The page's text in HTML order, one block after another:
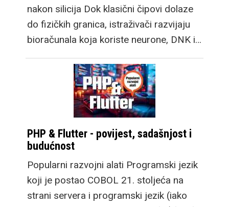
nakon silicija Dok klasični čipovi dolaze
do fizičkih granica, istraživači razvijaju
bioračunala koja koriste neurone, DNK i…
PHP & Flutter - povijest, sadašnjost i
budućnost
Popularni razvojni alati Programski jezik
koji je postao COBOL 21. stoljeća na
strani servera i programski jezik (iako